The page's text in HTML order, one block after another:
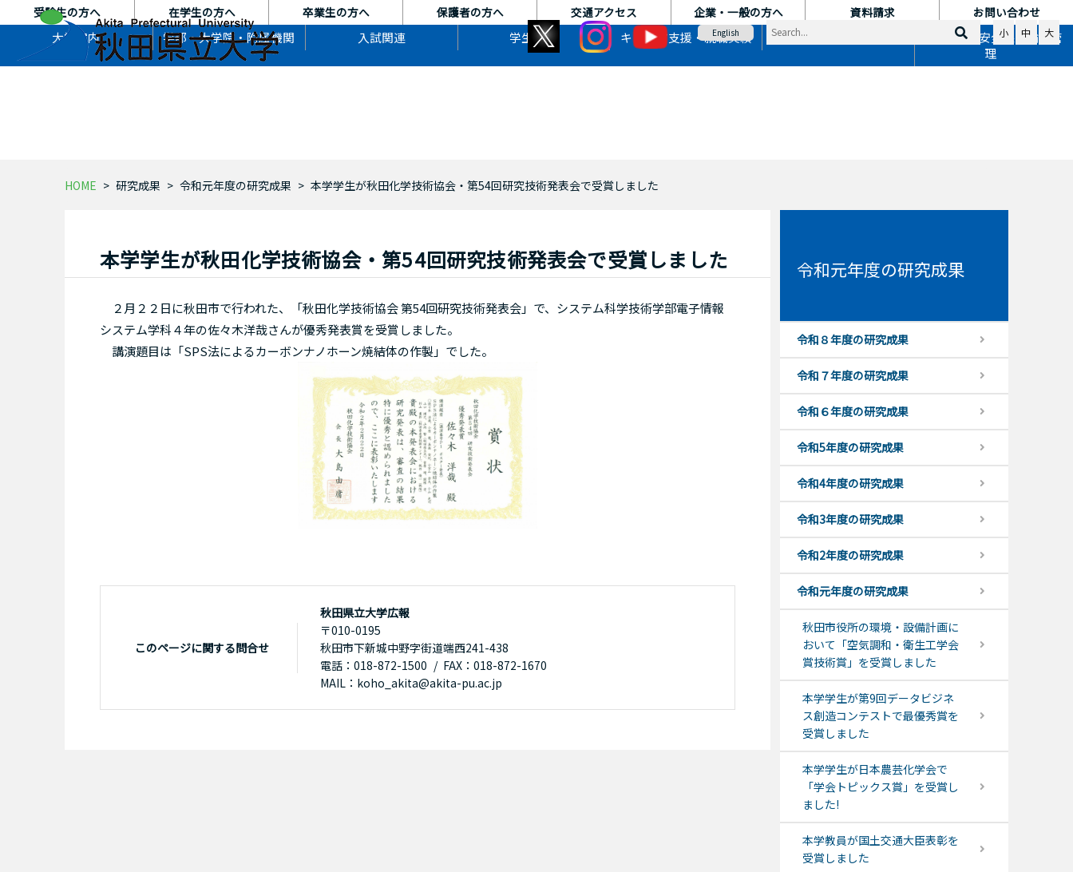
文
ス
受験生の方へ 在学生の方へ 卒業生の方へ 保護者の方へ 交通アクセス 企業・一般の方へ 資料請求 お問い合わせ
大学案内 学部・大学院・附属機関 入試関連 学生生活 キャリア支援・就職実績
国際交流・安全保障輸出管
理
English 小 中 大
HOME 研究成果 令和元年度の研究成果 本学学生が秋田化学技術協会・第54回研究技術発表会で受賞しました
本学学生が秋田化学技術協会・第54回研究技術発表会で受賞しました
２月２２日に秋田市で行われた、「秋田化学技術協会 第54回研究技術発表会」で、システム科学技術学部電子情報
システム学科４年の佐々木洋哉さんが優秀発表賞を受賞しました。
講演題目は「SPS法によるカーボンナノホーン焼結体の作製」でした。
このページに関する問合せ
秋田県立大学広報
〒010-0195
秋田市下新城中野字街道端西241-438
電話：018-872-1500
FAX：018-872-1670
MAIL：koho_akita@akita-pu.ac.jp
令和元年度の研究成果
令和８年度の研究成果
令和７年度の研究成果
令和６年度の研究成果
令和5年度の研究成果
令和4年度の研究成果
令和3年度の研究成果
令和2年度の研究成果
令和元年度の研究成果
秋田市役所の環境・設備計画に
おいて「空気調和・衛生工学会
賞技術賞」を受賞しました
本学学生が第9回データビジネ
ス創造コンテストで最優秀賞を
受賞しました
本学学生が日本農芸化学会で
「学会トピックス賞」を受賞し
ました!
本学教員が国土交通大臣表彰を
受賞しました